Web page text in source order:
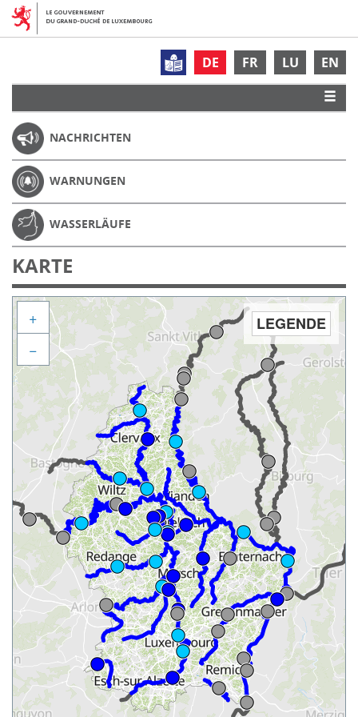
DE FR LU EN
NACHRICHTEN
WARNUNGEN
WASSERLÄUFE
KARTE
LEGENDE
+
−